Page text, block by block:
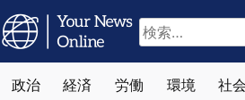
検
索:
政治 経済 労働 環境 社会